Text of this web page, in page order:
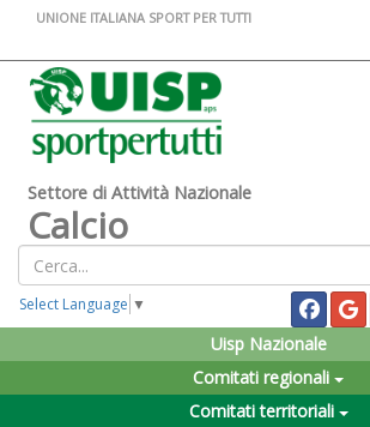
UNIONE ITALIANA SPORT PER TUTTI
Settore di Attività Nazionale
Calcio
Select Language ▼
Uisp Nazionale
Comitati regionali
Comitati territoriali